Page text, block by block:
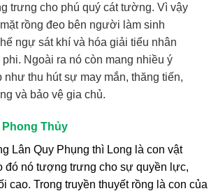
trưng cho phú quý cát tường. Vì vậy
rồng đeo bên người làm sinh
ngự sát khí và hóa giải tiểu nhân
Ngoài ra nó còn mang nhiều ý
như thu hút sự may mắn, thăng tiến,
và bảo vệ gia chủ.
Phong Thủy
Lân Quy Phụng thì Long là con vật
đó nó tượng trưng cho sự quyền lực,
cao. Trong truyền thuyết rồng là con của